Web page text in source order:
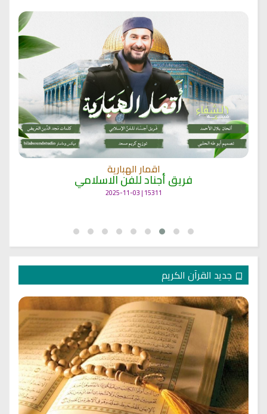
اقمار الهبارية
فريق أجناد للفن الاسلامي
15311 | 2025-11-03
جديد القرآن الكريم